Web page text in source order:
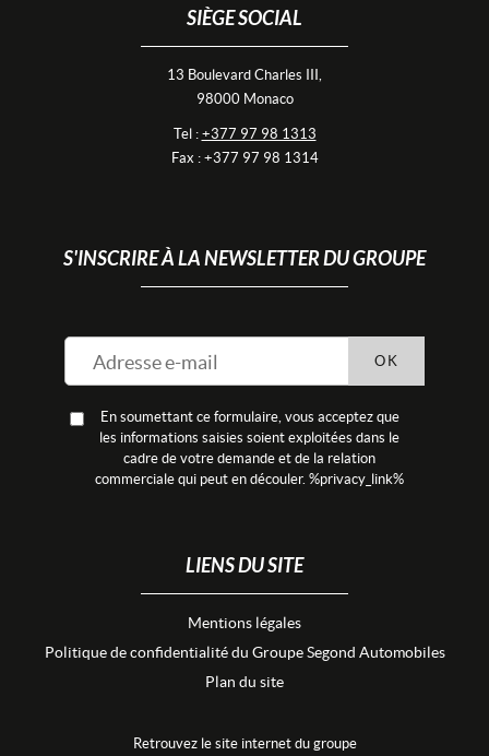
SIÈGE SOCIAL
13 Boulevard Charles III,
98000 Monaco
Tel : +377 97 98 1313
Fax : +377 97 98 1314
S'INSCRIRE À LA NEWSLETTER DU GROUPE
En soumettant ce formulaire, vous acceptez que
les informations saisies soient exploitées dans le
cadre de votre demande et de la relation
commerciale qui peut en découler. %privacy_link%
OK
LIENS DU SITE
Mentions légales
Politique de confidentialité du Groupe Segond Automobiles
Plan du site
Retrouvez le site internet du groupe